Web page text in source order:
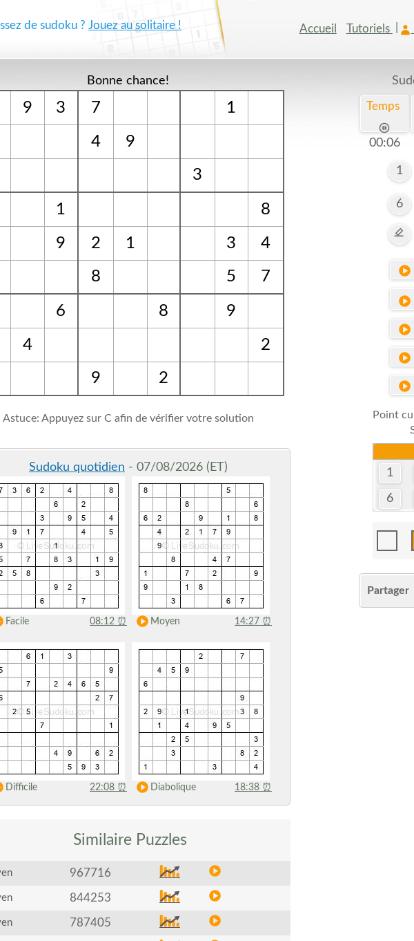
de sudoku ?Jouez au solitaire ! Accueil Tutoriels
Bonne chance!
9 3 7 1
4
9
3
1 8
9 2 1 3
4
8 5 7
6 8 9
4
2
9 2
Astuce: Appuyez sur C afin de vérifier votre solution
Sudoku quotidien - 07/08/2026 (ET)
Facile 08:12 ⏰ Moyen 14:27 ⏰
Difficile 22:08 ⏰ Diabolique 18:38 ⏰
Similaire Puzzles
967716
844253
787405
Temps
00:06
1
6
Point
1
6
Partager